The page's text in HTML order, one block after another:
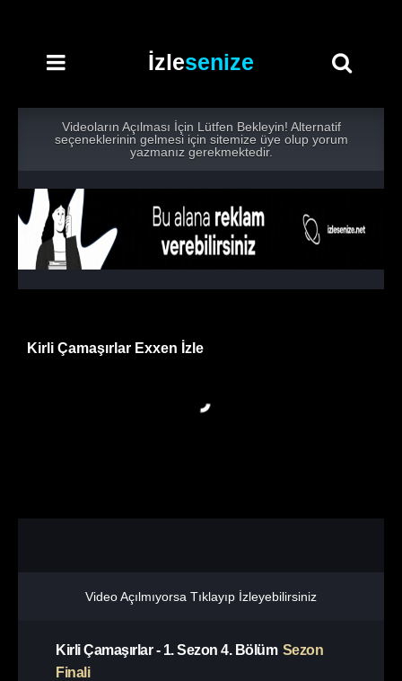
İzlesenize
Videoların Açılması İçin Lütfen Bekleyin! Alternatif
seçeneklerinin gelmesi için sitemize üye olup yorum
yazmanız gerekmektedir.
Kirli Çamaşırlar Exxen İzle
Video Açılmıyorsa Tıklayıp İzleyebilirsiniz
Kirli Çamaşırlar- 1. Sezon 4. Bölüm Sezon
Finali